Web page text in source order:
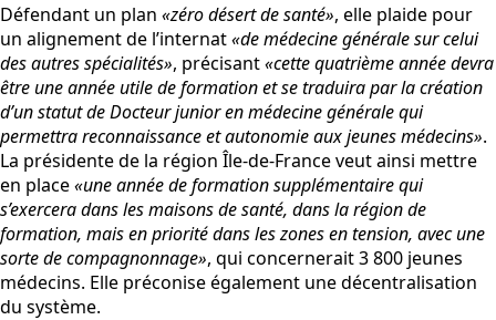
Défendant un plan «zéro désert de santé», elle plaide pour
un alignement de l’internat«de médecine générale sur celui
des autres spécialités», précisant«cette quatrième année devra
être une année utile de formation et se traduira par la création
d’un statut de Docteur junior en médecine générale qui
permettra reconnaissance et autonomie aux jeunes médecins».
La présidente de la région Île-de-France veut ainsi mettre
en place«une année de formation supplémentaire qui
s’exercera dans les maisons de santé, dans la région de
formation, mais en priorité dans les zones en tension, avec une
sorte de compagnonnage», qui concernerait 3 800 jeunes
médecins. Elle préconise également une décentralisation
du système.